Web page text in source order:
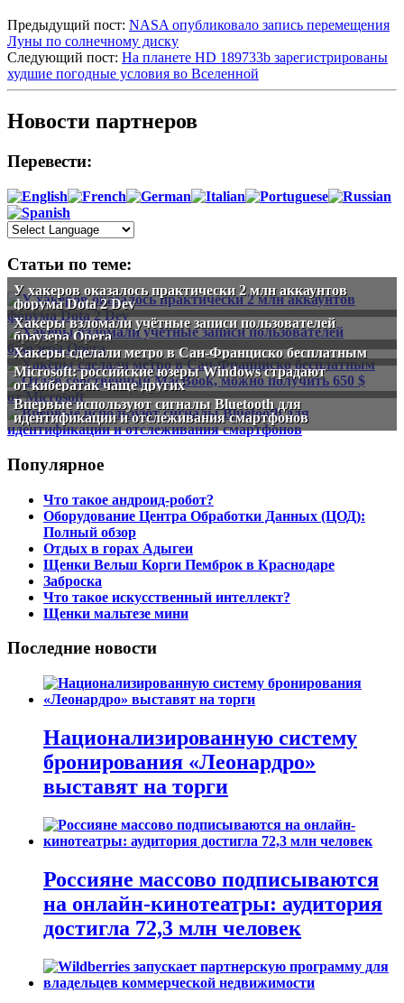
Предыдущий пост: NASA опубликовало запись перемещения
Луны по солнечному диску
Следующий пост: На планете HD 189733b зарегистрированы
худшие погодные условия во Вселенной
Новости партнеров
Перевести:
Статьи по теме:
У хакеров оказалось практически 2 млн аккаунтов
форума Dota 2 Dev
Хакеры взломали учётные записи пользователей
браузера Opera
Хакеры сделали метро в Сан-Франциско бесплатным
Microsoft: российские юзеры Windows страдают
от кибератак чаще других
Впервые используют сигналы Bluetooth для
идентификации и отслеживания смартфонов
Популярное
Что такое андроид-робот?
Оборудование Центра Обработки Данных (ЦОД):
Полный обзор
Отдых в горах Адыгеи
Щенки Вельш Корги Пемброк в Краснодаре
Заброска
Что такое искусственный интеллект?
Щенки мальтезе мини
Последние новости
Национализированную систему
бронирования «Леонардро»
выставят на торги
Россияне массово подписываются
на онлайн-кинотеатры: аудитория
достигла 72,3 млн человек